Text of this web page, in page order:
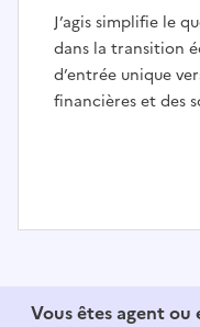
J’agis simplifie le
dans la transition
d’entrée unique
financières et des
Vous êtes agent